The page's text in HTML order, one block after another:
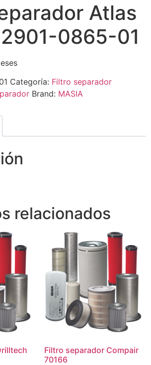
Atlas
0865-01
Categoría: Filtro separador
Brand: MASIA
relacionados
Filtro separador Compair
70166